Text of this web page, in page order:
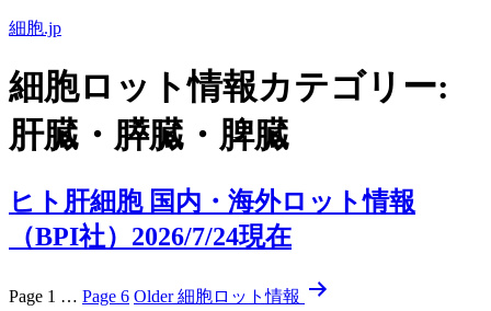
コ
テ
ン
ツ
へ
キ
ッ
細胞.jp
細胞ロット情報カテゴリー:
肝臓・膵臓・脾臓
ヒト肝細胞 国内・海外ロット情報
（BPI社）2026/7/24現在
投
Page 1 … Page 6 Older細胞ロット情報